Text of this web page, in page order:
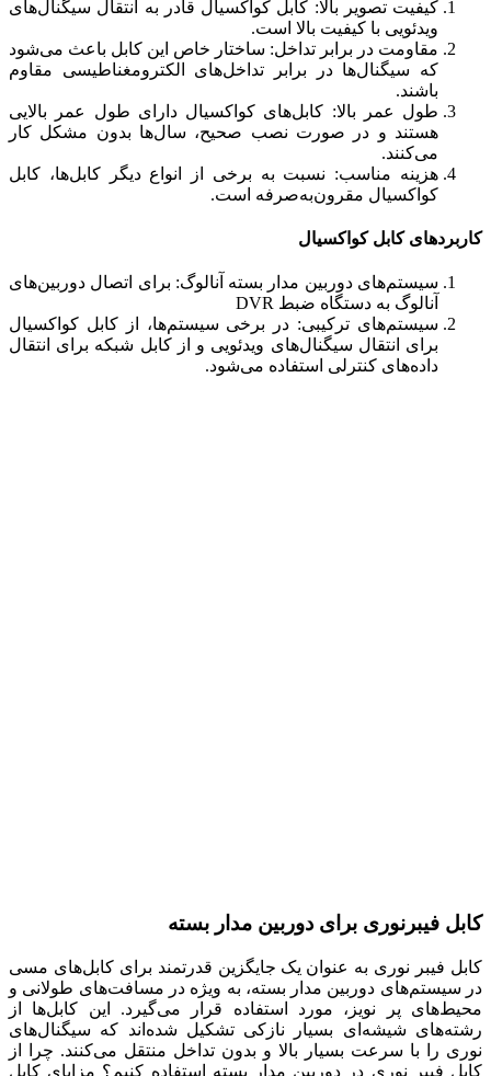
کیفیت تصویر بالا: کابل کواکسیال قادر به انتقال سیگنال‌های
ویدئویی با کیفیت بالا است.
مقاومت در برابر تداخل: ساختار خاص این کابل باعث می‌شود
که سیگنال‌ها در برابر تداخل‌های الکترومغناطیسی مقاوم
باشند.
طول عمر بالا: کابل‌های کواکسیال دارای طول عمر بالایی
هستند و در صورت نصب صحیح، سال‌ها بدون مشکل کار
می‌کنند.
هزینه مناسب: نسبت به برخی از انواع دیگر کابل‌ها، کابل
کواکسیال مقرون‌به‌صرفه است.
کاربردهای کابل کواکسیال
سیستم‌های دوربین مدار بسته آنالوگ: برای اتصال دوربین‌های
آنالوگ به دستگاه ضبط DVR
سیستم‌های ترکیبی: در برخی سیستم‌ها، از کابل کواکسیال
برای انتقال سیگنال‌های ویدئویی و از کابل شبکه برای انتقال
داده‌های کنترلی استفاده می‌شود.
کابل فیبرنوری برای دوربین مدار بسته
کابل فیبر نوری به عنوان یک جایگزین قدرتمند برای کابل‌های مسی
در سیستم‌های دوربین مدار بسته، به ویژه در مسافت‌های طولانی و
محیط‌های پر نویز، مورد استفاده قرار می‌گیرد. این کابل‌ها از
رشته‌های شیشه‌ای بسیار نازکی تشکیل شده‌اند که سیگنال‌های
نوری را با سرعت بسیار بالا و بدون تداخل منتقل می‌کنند. چرا از
کابل فیبر نوری در دوربین مدار بسته استفاده کنیم؟ مزایای کابل